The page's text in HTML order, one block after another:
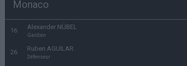
Monaco
16 Alexander NÜBEL
Gardien
26 Ruben AGUILAR
Défenseur